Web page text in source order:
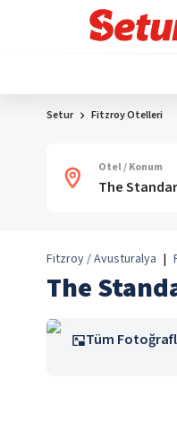
Setur Fitzroy Otelleri
Otel / Konum
Fitzroy / Avusturalya |
The
Tüm